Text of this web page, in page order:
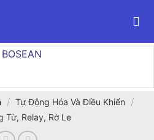
/ Tự Động Hóa Và Điều Khiển /
Từ, Relay, Rờ Le